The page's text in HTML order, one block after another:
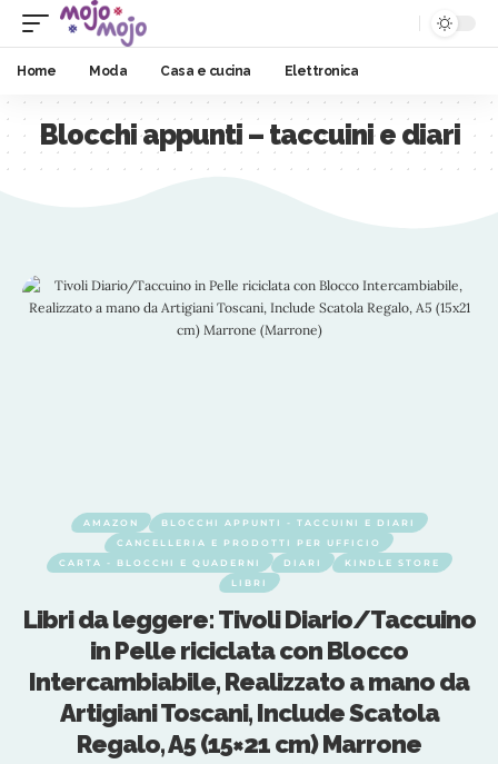
Home Moda Casa e cucina Elettronica
Blocchi appunti – taccuini e diari
AMAZON
BLOCCHI APPUNTI - TACCUINI E DIARI
CANCELLERIA E PRODOTTI PER UFFICIO
CARTA - BLOCCHI E QUADERNI
DIARI
KINDLE STORE
LIBRI
Libri da leggere: Tivoli Diario/Taccuino
in Pelle riciclata con Blocco
Intercambiabile, Realizzato a mano da
Artigiani Toscani, Include Scatola
Regalo, A5 (15×21 cm) Marrone